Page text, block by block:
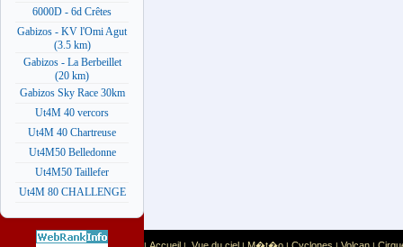
6000D - 6d Crêtes
Gabizos - KV l'Omi Agut
(3.5 km)
Gabizos - La Berbeillet
(20 km)
Gabizos Sky Race 30km
Ut4M 40 vercors
Ut4M 40 Chartreuse
Ut4M50 Belledonne
Ut4M50 Taillefer
Ut4M 80 CHALLENGE